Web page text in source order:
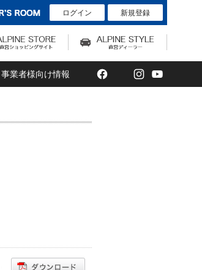
ログイン 新規登録
事業者様向け情報 Facebook
TwitterInstagram